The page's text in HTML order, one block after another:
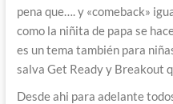
pena que…. y «comeback»
como la niñita de papa se
es un tema también para
salva Get Ready y Breakout
Desde ahi para adelante